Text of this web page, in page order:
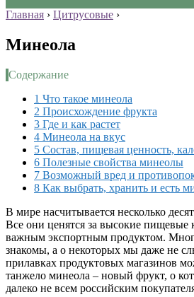
Главная › Цитрусовые ›
Минеола
Содержание
1 Что такое минеола
2 Происхождение фрукта
3 Где и как растет
4 Минеола на вкус
5 Состав, пищевая ценность,
6 Полезные свойства минеолы
7 Возможный вред и
8 Как выбрать, хранить и есть
В мире насчитывается несколько
Все они ценятся за высокие пищевые
важным экспортным продуктом.
знакомы, а о некоторых мы даже не
прилавках продуктовых магазинов
танжело минеола – новый фрукт, о
далеко не всем российским